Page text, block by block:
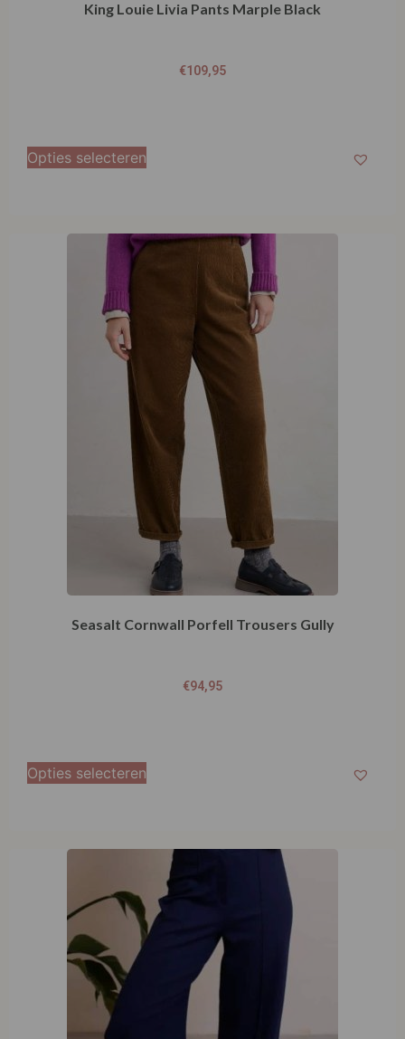
King Louie Livia Pants Marple Black
€109,95
Opties selecteren
Seasalt Cornwall Porfell Trousers Gully
€94,95
Opties selecteren